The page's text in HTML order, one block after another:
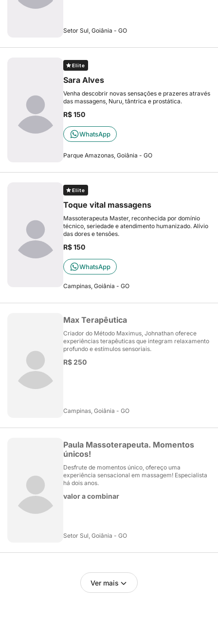
Setor Sul, Goiânia - GO
Elite
Sara Alves
Venha descobrir novas sensações e prazeres através
das massagens, Nuru, tântrica e prostática.
R$ 150
WhatsApp
Parque Amazonas, Goiânia - GO
Elite
Toque vital massagens
Massoterapeuta Master, reconhecida por domínio
técnico, seriedade e atendimento humanizado. Alívio
das dores e tensões.
R$ 150
WhatsApp
Campinas, Goiânia - GO
Max Terapêutica
Criador do Método Maximus, Johnathan oferece
experiências terapêuticas que integram relaxamento
profundo e estímulos sensoriais.
R$ 250
Campinas, Goiânia - GO
Paula Massoterapeuta. Momentos
únicos!
Desfrute de momentos único, ofereço uma
experiência sensacional em massagem! Especialista
há dois anos.
valor a combinar
Setor Sul, Goiânia - GO
Ver mais